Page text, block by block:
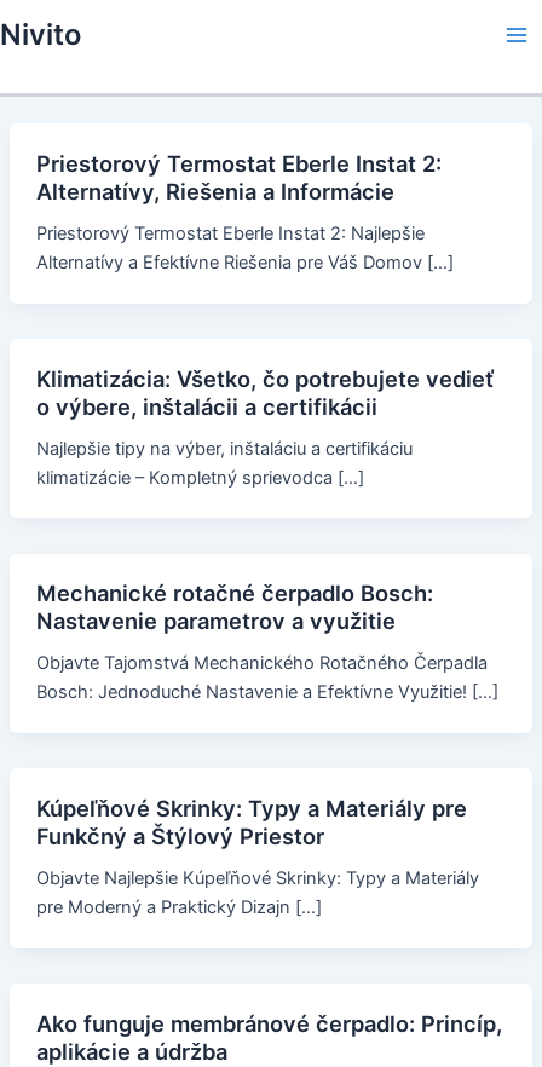
to
Nivito
Priestorový Termostat Eberle Instat 2:
Alternatívy, Riešenia a Informácie
Priestorový Termostat Eberle Instat 2: Najlepšie
Alternatívy a Efektívne Riešenia pre Váš Domov […]
Klimatizácia: Všetko, čo potrebujete vedieť
o výbere, inštalácii a certifikácii
Najlepšie tipy na výber, inštaláciu a certifikáciu
klimatizácie – Kompletný sprievodca […]
Mechanické rotačné čerpadlo Bosch:
Nastavenie parametrov a využitie
Objavte Tajomstvá Mechanického Rotačného Čerpadla
Bosch: Jednoduché Nastavenie a Efektívne Využitie! […]
Kúpeľňové Skrinky: Typy a Materiály pre
Funkčný a Štýlový Priestor
Objavte Najlepšie Kúpeľňové Skrinky: Typy a Materiály
pre Moderný a Praktický Dizajn […]
Ako funguje membránové čerpadlo: Princíp,
aplikácie a údržba